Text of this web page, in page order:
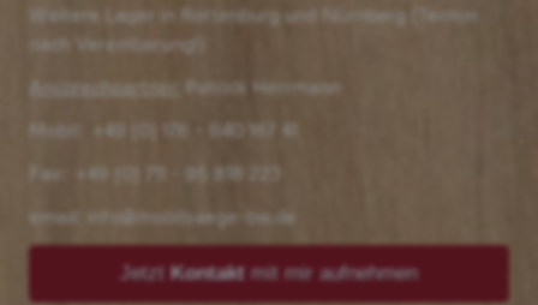
Weitere Lager in Rottenburg und Nürnberg (Termin
nach Vereinbarung!)
Ansprechpartner: Patrick Herrmann
Mobil:
+49 (0) 176 – 640 187 41
Fax: +49 (0) 711 - 95 818 223
email:
info@mobilsaege-bw.de
Jetzt Kontakt mit mir aufnehmen